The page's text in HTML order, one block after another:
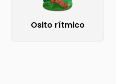
Osito rítmico